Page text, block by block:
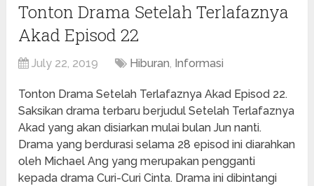
Tonton Drama Setelah Terlafaznya
Akad Episod 22
July 22, 2019 Hiburan, Informasi
Tonton Drama Setelah Terlafaznya Akad Episod 22.
Saksikan drama terbaru berjudul Setelah Terlafaznya
Akad yang akan disiarkan mulai bulan Jun nanti.
Drama yang berdurasi selama 28 episod ini diarahkan
oleh Michael Ang yang merupakan pengganti
kepada drama Curi-Curi Cinta. Drama ini dibintangi